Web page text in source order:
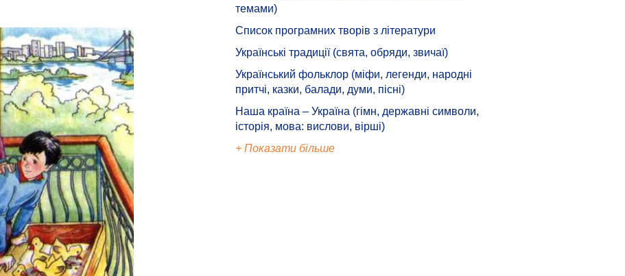
темами)
Список програмних творів з літератури
Українські традиції (свята, обряди, звичаї)
Український фольклор (міфи, легенди, народні
притчі, казки, балади, думи, пісні)
Наша країна – Україна (гімн, державні символи,
історія, мова: вислови, вірші)
+ Показати більше